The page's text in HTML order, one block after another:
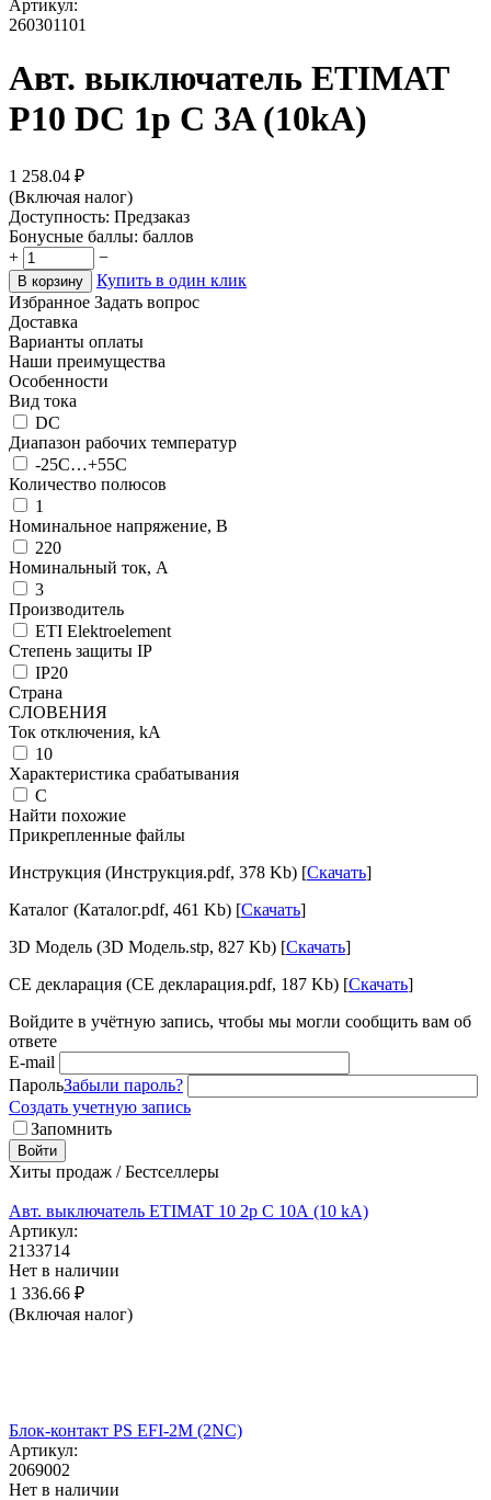
Артикул:
260301101
Авт. выключатель ETIMAT
P10 DC 1p C 3A (10kA)
1 258.04 ₽
(Включая налог)
Доступность: Предзаказ
Бонусные баллы: баллов
+
−
В корзину
Купить в один клик
Избранное Задать вопрос
Доставка
Варианты оплаты
Наши преимущества
Особенности
Вид тока
DC
Диапазон рабочих температур
-25C…+55C
Количество полюсов
1
Номинальное напряжение, В
220
Номинальный ток, А
3
Производитель
ETI Elektroelement
Степень защиты IP
IP20
Страна
СЛОВЕНИЯ
Ток отключения, kА
10
Характеристика срабатывания
C
Найти похожие
Прикрепленные файлы
Инструкция (Инструкция.pdf, 378 Kb) [Скачать]
Каталог (Каталог.pdf, 461 Kb) [Скачать]
3D Модель (3D Модель.stp, 827 Kb) [Скачать]
CE декларация (CE декларация.pdf, 187 Kb) [Скачать]
Войдите в учётную запись, чтобы мы могли сообщить вам об
ответе
E-mail
ПарольЗабыли пароль?
Создать учетную запись
Запомнить
Войти
Хиты продаж / Бестселлеры
Авт. выключатель ETIMAT 10 2p C 10А (10 kA)
Артикул:
2133714
Нет в наличии
1 336.66 ₽
(Включая налог)
Блок-контакт PS EFI-2M (2NC)
Артикул:
2069002
Нет в наличии